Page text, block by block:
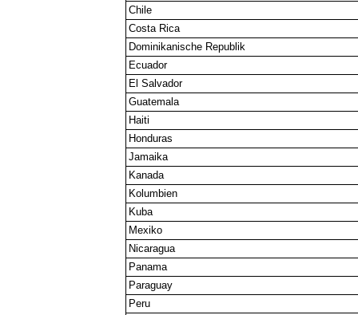
Chile
Costa Rica
Dominikanische Republik
Ecuador
El Salvador
Guatemala
Haiti
Honduras
Jamaika
Kanada
Kolumbien
Kuba
Mexiko
Nicaragua
Panama
Paraguay
Peru